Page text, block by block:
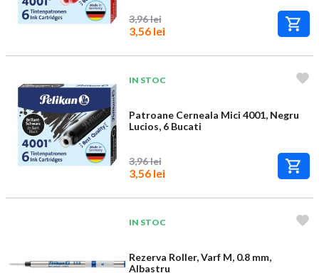
3,96 lei
3,56 lei
IN STOC
Patroane Cerneala Mici 4001, Negru
Lucios, 6 Bucati
3,96 lei
3,56 lei
IN STOC
Rezerva Roller, Varf M, 0.8 mm,
Albastru